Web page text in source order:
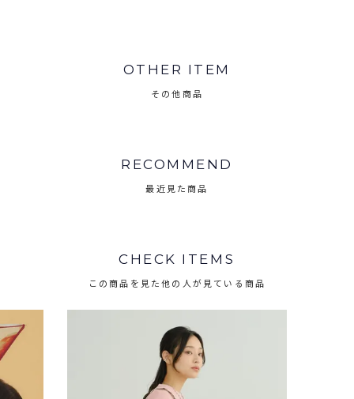
OTHER ITEM
その他商品
RECOMMEND
最近見た商品
CHECK ITEMS
この商品を見た他の人が見ている商品